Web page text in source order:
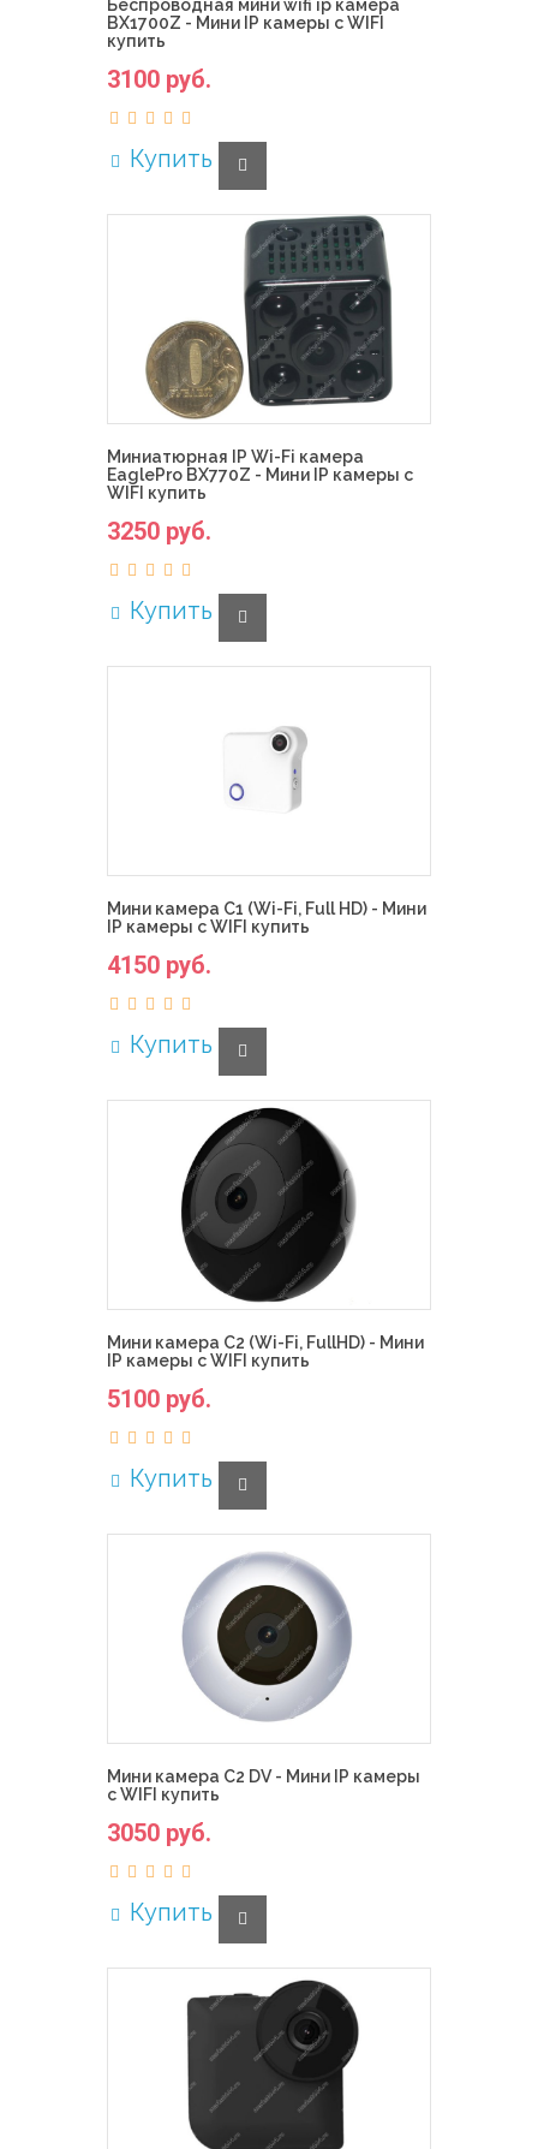
Беспроводная мини wifi ip камера
BX1700Z - Мини IP камеры с WIFI
купить
3100 руб.
Купить
Миниатюрная IP Wi-Fi камера
EaglePro BX770Z - Мини IP камеры с
WIFI купить
3250 руб.
Купить
Мини камера C1 (Wi-Fi, Full HD) - Мини
IP камеры с WIFI купить
4150 руб.
Купить
Мини камера C2 (Wi-Fi, FullHD) - Мини
IP камеры с WIFI купить
5100 руб.
Купить
Мини камера C2 DV - Мини IP камеры
с WIFI купить
3050 руб.
Купить